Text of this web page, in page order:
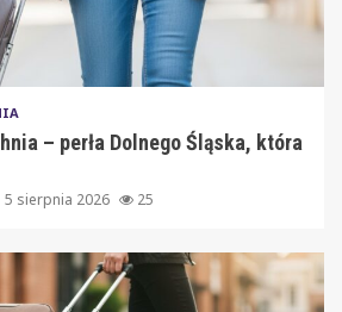
– perła Dolnego Śląska, która
5 sierpnia 2026 25